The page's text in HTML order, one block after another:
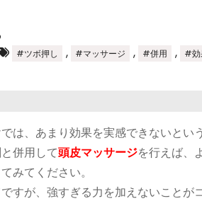
#ツボ押し , #マッサージ , #併用 , #効
は、あまり効果を実感できないとい
併用して頭皮マッサージを行えば、
みてください。
すが、 強すぎる力を加えないことが